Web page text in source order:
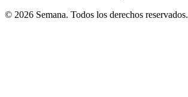
© 2026 Semana. Todos los derechos reservados.